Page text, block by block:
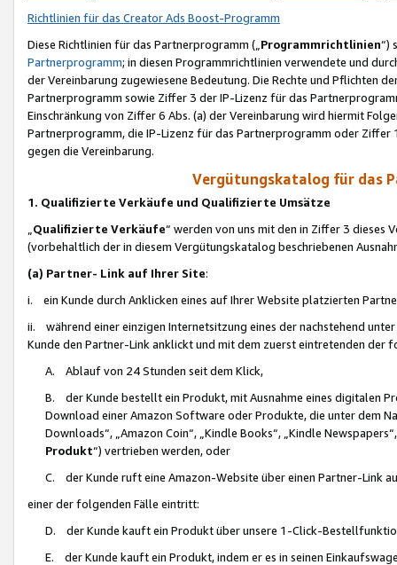
Richtlinien für das Creator Ads Boost-Programm
Diese Richtlinien für das Partnerprogramm („Programmrichtlinien“)
Partnerprogramm; in diesen Programmrichtlinien verwendete und
der Vereinbarung zugewiesene Bedeutung. Die Rechte und Pflichten
Partnerprogramm sowie Ziffer 3 der IP-Lizenz für das
Einschränkung von Ziffer 6 Abs. (a) der Vereinbarung wird hiermit
Partnerprogramm, die IP-Lizenz für das Partnerprogramm oder
gegen die Vereinbarung.
Vergütungskatalog für das
1. Qualifizierte Verkäufe und Qualifizierte Umsätze
Qualifizierte Verkäufe“ werden von uns mit den in Ziffer 3
(vorbehaltlich der in diesem Vergütungskatalog beschriebenen
(a) Partner- Link auf Ihrer Site:
i. ein Kunde durch Anklicken eines auf Ihrer Website platzierten
ii. während einer einzigen Internetsitzung eines der nachstehend
Kunde den Partner-Link anklickt und mit dem zuerst eintretenden der
A. Ablauf von 24 Stunden seit dem Klick,
B. der Kunde bestellt ein Produkt, mit Ausnahme eines digitalen
Download einer Amazon Software oder Produkte, die unter dem
Downloads“, „Amazon Coin“, „Kindle Books“, „Kindle
Produkt“) vertrieben werden, oder
C. der Kunde ruft eine Amazon-Website über einen Partner-Link
einer der folgenden Fälle eintritt:
D. der Kunde kauft ein Produkt über unsere 1-Click-
E. der Kunde kauft ein Produkt, indem er es in seinen